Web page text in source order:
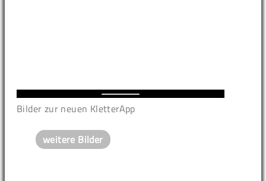
Bilder zur neuen KletterApp
weitere Bilder